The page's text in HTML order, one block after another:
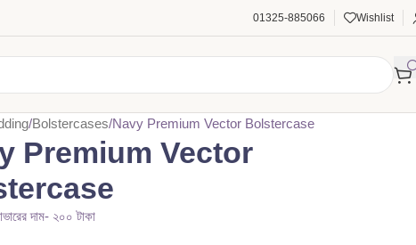
01325-885066 Wishlist
Bolstercases Navy Premium Vector Bolstercase
Premium Vector
দাম- ২০০ টাকা